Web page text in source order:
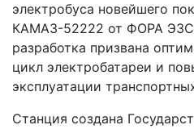
электробуса новейшего
КАМАЗ-52222 от ФОРА
разработка призвана
цикл электробатареи и
эксплуатации
Станция создана